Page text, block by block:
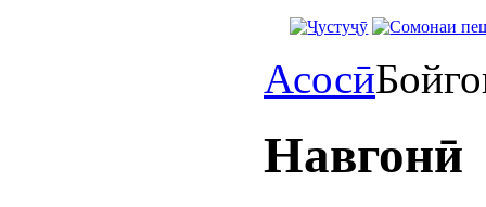
Асосӣ
Навгонӣ